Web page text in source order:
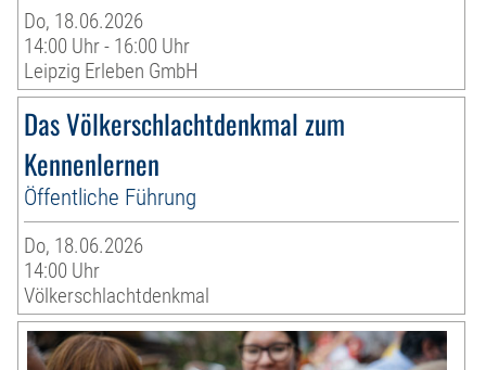
Do, 18.06.2026
14:00 Uhr - 16:00 Uhr
Leipzig Erleben GmbH
Das Völkerschlachtdenkmal zum
Kennenlernen
Öffentliche Führung
Do, 18.06.2026
14:00 Uhr
Völkerschlachtdenkmal